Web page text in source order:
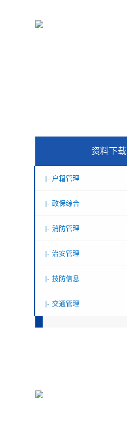
资料下载
|- 户籍管理
|- 政保综合
|- 消防管理
|- 治安管理
|- 技防信息
|- 交通管理